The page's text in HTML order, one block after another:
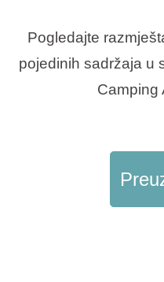
Destinacije
Ami Loyalty program
Pogledajte
pojedinih sadržaja u
Camping